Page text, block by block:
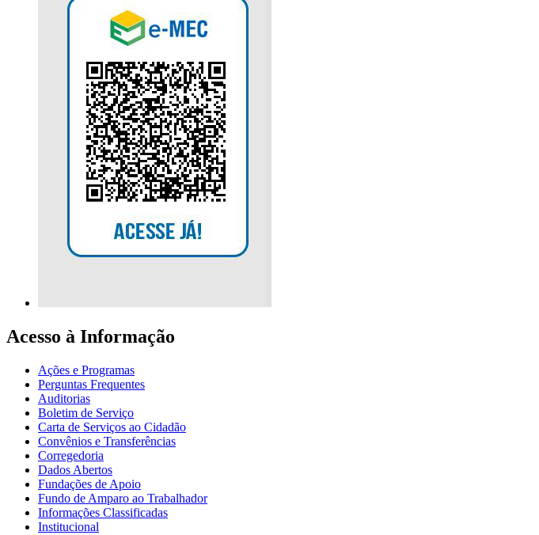
Acesso à Informação
Ações e Programas
Perguntas Frequentes
Auditorias
Boletim de Serviço
Carta de Serviços ao Cidadão
Convênios e Transferências
Corregedoria
Dados Abertos
Fundações de Apoio
Fundo de Amparo ao Trabalhador
Informações Classificadas
Institucional